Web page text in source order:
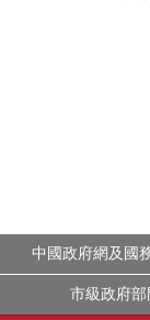
中國政府網及國
市級政府